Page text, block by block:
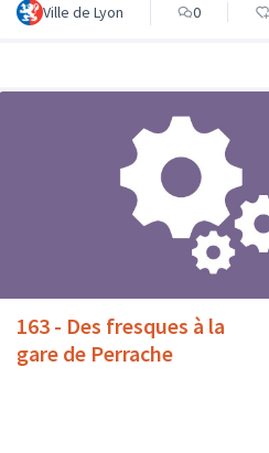
Ville de Lyon 0
163 - Des fresques à la
gare de Perrache